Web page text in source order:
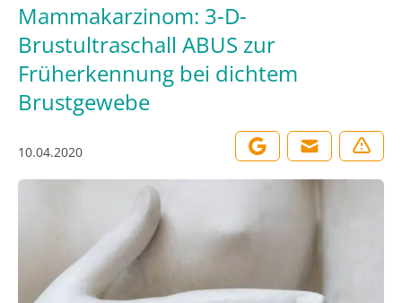
Mammakarzinom: 3-D-
Brustultraschall ABUS zur
Früherkennung bei dichtem
Brustgewebe
10.04.2020